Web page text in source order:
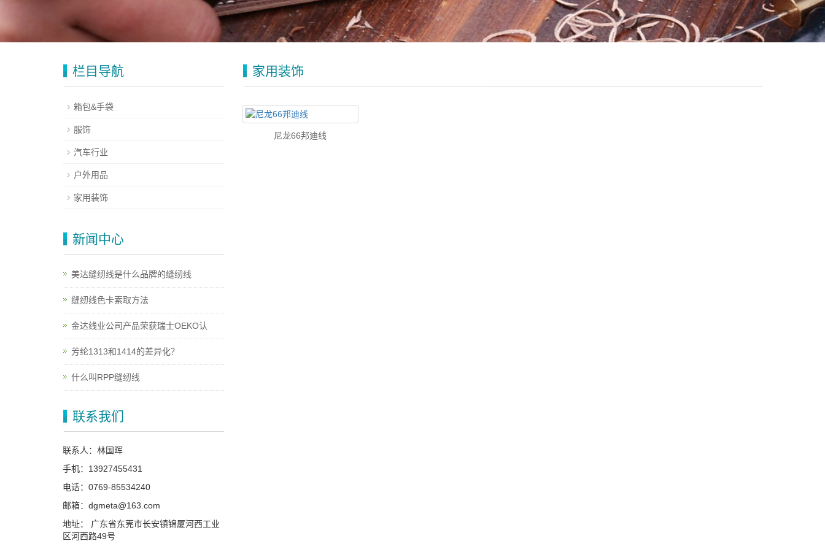
家用装饰
尼龙66邦迪线
栏目导航
箱包&手袋
服饰
汽车行业
户外用品
家用装饰
新闻中心
美达缝纫线是什么品牌的缝纫线
缝纫线色卡索取方法
金达线业公司产品荣获瑞士OEKO认
芳纶1313和1414的差异化？
什么叫RPP缝纫线
联系我们
联系人：林国晖
手机：13927455431
电话：0769-85534240
邮箱：dgmeta@163.com
地址： 广东省东莞市长安镇锦厦河西工业
区河西路49号